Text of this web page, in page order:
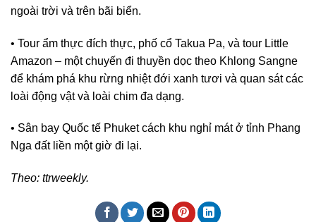
ngoài trời và trên bãi biển.
• Tour ẩm thực đích thực, phố cổ Takua Pa, và tour Little
Amazon – một chuyến đi thuyền dọc theo Khlong Sangne
để khám phá khu rừng nhiệt đới xanh tươi và quan sát các
loài động vật và loài chim đa dạng.
• Sân bay Quốc tế Phuket cách khu nghỉ mát ở tỉnh Phang
Nga đất liền một giờ đi lại.
Theo: ttrweekly.